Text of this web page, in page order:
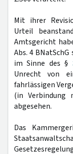
Mit ihrer
Urteil
Amtsgericht
Abs. 4
im Sinne des §
Unrecht von
fahrlässigen
(in Verbindung
abgesehen.
Das